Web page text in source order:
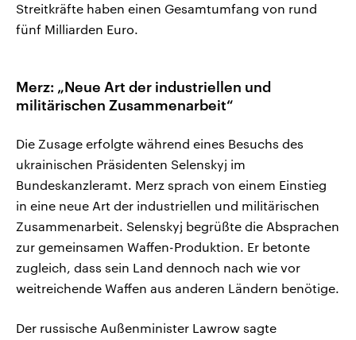
Streitkräfte haben einen Gesamtumfang von rund
fünf Milliarden Euro.
Merz: „Neue Art der industriellen und
militärischen Zusammenarbeit“
Die Zusage erfolgte während eines Besuchs des
ukrainischen Präsidenten Selenskyj im
Bundeskanzleramt. Merz sprach von einem Einstieg
in eine neue Art der industriellen und militärischen
Zusammenarbeit. Selenskyj begrüßte die Absprachen
zur gemeinsamen Waffen-Produktion. Er betonte
zugleich, dass sein Land dennoch nach wie vor
weitreichende Waffen aus anderen Ländern benötige.
Der russische Außenminister Lawrow sagte